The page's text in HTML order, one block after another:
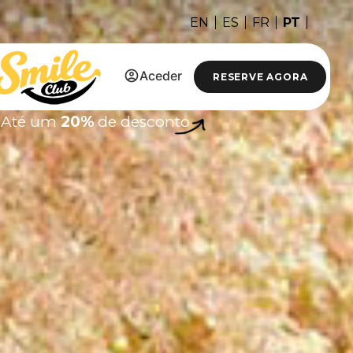
EN ES FR PT
Aceder RESERVE AGORA
Até um20%de desconto